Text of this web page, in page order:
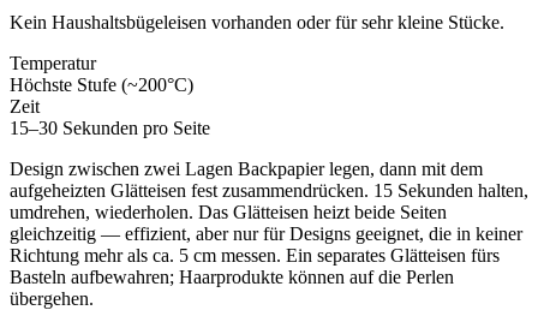
Kein Haushaltsbügeleisen vorhanden oder für sehr kleine Stücke.
Temperatur
Höchste Stufe (~200°C)
Zeit
15–30 Sekunden pro Seite
Design zwischen zwei Lagen Backpapier legen, dann mit dem
aufgeheizten Glätteisen fest zusammendrücken. 15 Sekunden halten,
umdrehen, wiederholen. Das Glätteisen heizt beide Seiten
gleichzeitig — effizient, aber nur für Designs geeignet, die in keiner
Richtung mehr als ca. 5 cm messen. Ein separates Glätteisen fürs
Basteln aufbewahren; Haarprodukte können auf die Perlen
übergehen.